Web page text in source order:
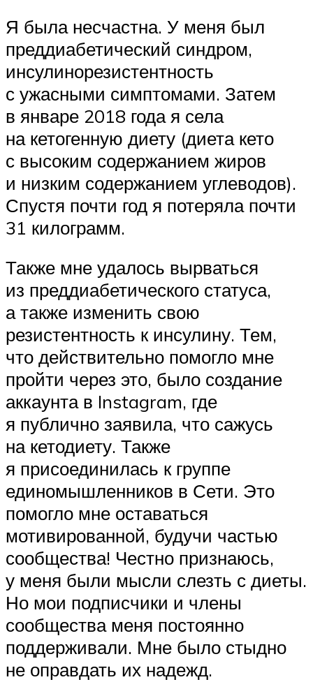
Я была несчастна. У меня был
преддиабетический синдром,
инсулинорезистентность
с ужасными симптомами. Затем
в январе 2018 года я села
на кетогенную диету (диета кето
с высоким содержанием жиров
и низким содержанием углеводов).
Спустя почти год я потеряла почти
31 килограмм.
Также мне удалось вырваться
из преддиабетического статуса,
а также изменить свою
резистентность к инсулину. Тем,
что действительно помогло мне
пройти через это, было создание
аккаунта в Instagram, где
я публично заявила, что сажусь
на кетодиету. Также
я присоединилась к группе
единомышленников в Сети. Это
помогло мне оставаться
мотивированной, будучи частью
сообщества! Честно признаюсь,
у меня были мысли слезть с диеты.
Но мои подписчики и члены
сообщества меня постоянно
поддерживали. Мне было стыдно
не оправдать их надежд.